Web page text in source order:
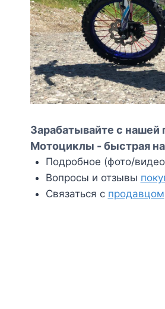
Зарабатывайте с нашей
Мотоциклы - быстрая
Подробное (фото/
Вопросы и отзывы
Связаться с продавцом